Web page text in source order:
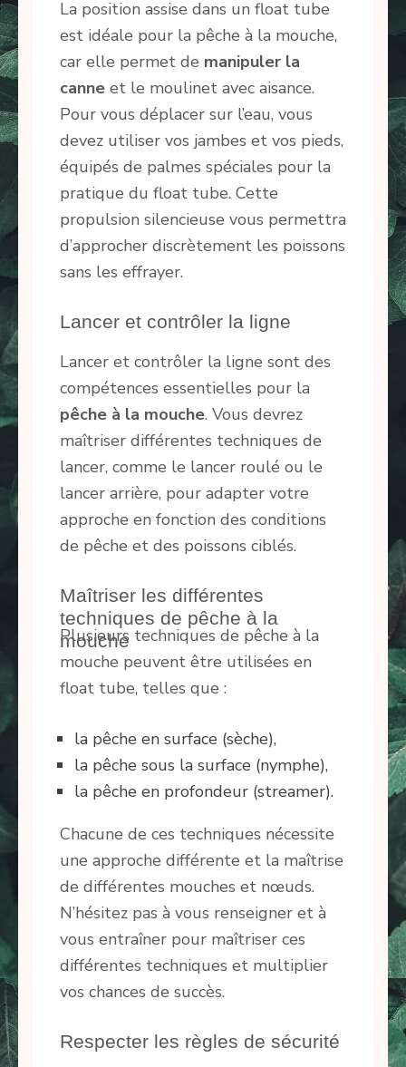
La position assise dans un float tube
est idéale pour la pêche à la mouche,
car elle permet de manipuler la
canne et le moulinet avec aisance.
Pour vous déplacer sur l’eau, vous
devez utiliser vos jambes et vos pieds,
équipés de palmes spéciales pour la
pratique du float tube. Cette
propulsion silencieuse vous permettra
d’approcher discrètement les poissons
sans les effrayer.
Lancer et contrôler la ligne
Lancer et contrôler la ligne sont des
compétences essentielles pour la
pêche à la mouche. Vous devrez
maîtriser différentes techniques de
lancer, comme le lancer roulé ou le
lancer arrière, pour adapter votre
approche en fonction des conditions
de pêche et des poissons ciblés.
Maîtriser les différentes
techniques de pêche à la
mouche
Plusieurs techniques de pêche à la
mouche peuvent être utilisées en
float tube, telles que :
la pêche en surface (sèche),
la pêche sous la surface (nymphe),
la pêche en profondeur (streamer).
Chacune de ces techniques nécessite
une approche différente et la maîtrise
de différentes mouches et nœuds.
N’hésitez pas à vous renseigner et à
vous entraîner pour maîtriser ces
différentes techniques et multiplier
vos chances de succès.
Respecter les règles de sécurité